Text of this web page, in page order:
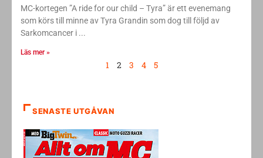
MC-kortegen ”A ride for our child – Tyra” är ett evenemang
som körs till minne av Tyra Grandin som dog till följd av
Sarkomcancer i
Läs mer »
1 2 3 4 5
SENASTE UTGÅVAN